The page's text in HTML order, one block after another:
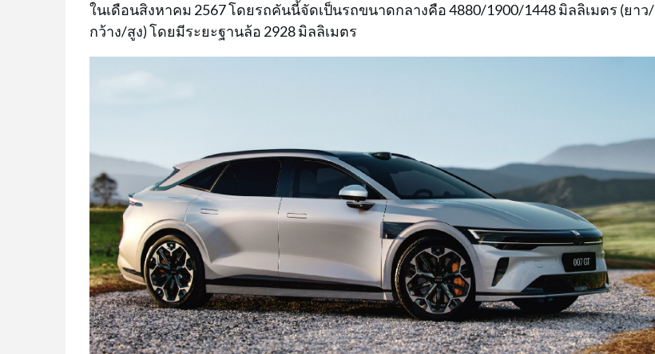
ในเดือนสิงหาคม 2567 โดยรถคันนี้จัดเป็นรถขนาดกลางคือ 4880/1900/1448 มิลลิเมตร (ยาว/
กว้าง/สูง) โดยมีระยะฐานล้อ 2928 มิลลิเมตร